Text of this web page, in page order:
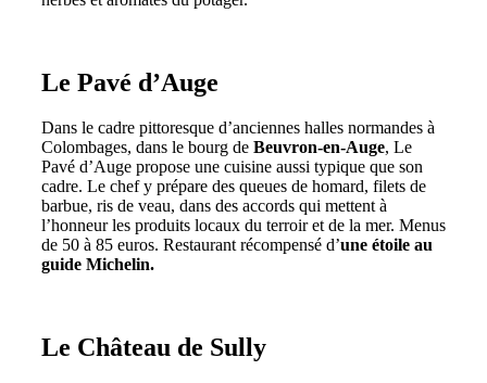
Le Pavé d’Auge
Dans le cadre pittoresque d’anciennes halles normandes à
Colombages, dans le bourg de Beuvron-en-Auge, Le
Pavé d’Auge propose une cuisine aussi typique que son
cadre. Le chef y prépare des queues de homard, filets de
barbue, ris de veau, dans des accords qui mettent à
l’honneur les produits locaux du terroir et de la mer. Menus
de 50 à 85 euros. Restaurant récompensé d’une étoile au
guide Michelin.
Le Château de Sully